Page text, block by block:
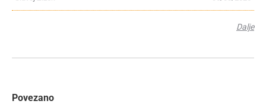
Dalje
Povezano